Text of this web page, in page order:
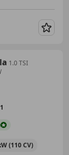
1.0 TSI
1
(110 CV)